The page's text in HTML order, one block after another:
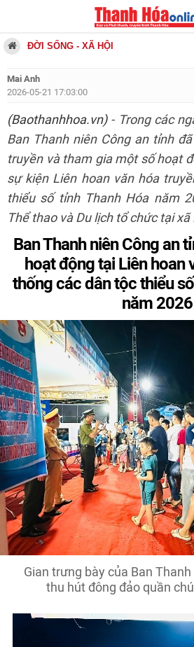
ĐỜI SỐNG - XÃ HỘI
Mai Anh
2026-05-21 17:03:00
(Baothanhhoa.vn)- Trong các
Ban Thanh niên Công an tỉnh
truyền và tham gia một số hoạt
sự kiện Liên hoan văn hóa
thiểu số tỉnh Thanh Hóa năm
Thể thao và Du lịch tổ chức tại xã
Ban Thanh niên Công an
hoạt động tại Liên hoan
thống các dân tộc thiểu
năm 2026
Gian trưng bày của Ban
thu hút đông đảo quần